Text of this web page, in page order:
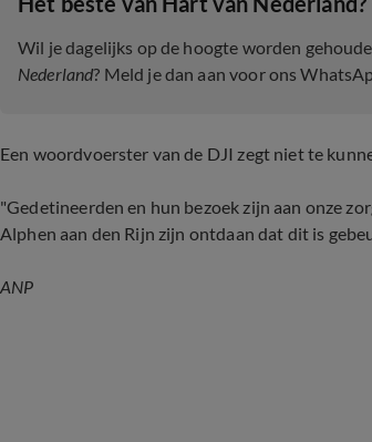
Wil je dagelijks op de hoogte worden
Nederland? Meld je dan aan voor ons
Een woordvoerster van de DJI zegt niet te
"Gedetineerden en hun bezoek zijn aan onze
Alphen aan den Rijn zijn ontdaan dat dit is
ANP